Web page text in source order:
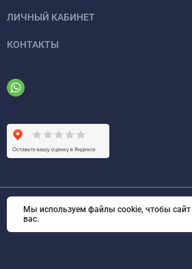
ЛИЧНЫЙ КАБИНЕТ
КОНТАКТЫ
© 2026 ООО «ФАЗИНЖИНИРИНГ». Все
Мы используем файлы cookie, чтобы
вас.